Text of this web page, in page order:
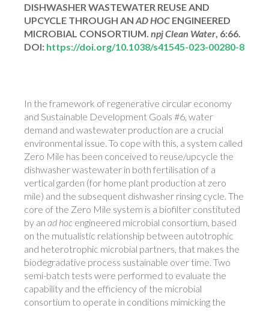
DISHWASHER WASTEWATER REUSE AND
UPCYCLE THROUGH AN AD HOC ENGINEERED
MICROBIAL CONSORTIUM. npj Clean Water, 6:66.
DOI: https://doi.org/10.1038/s41545-023-00280-8
In the framework of regenerative circular economy
and Sustainable Development Goals #6, water
demand and wastewater production are a crucial
environmental issue. To cope with this, a system called
Zero Mile has been conceived to reuse/upcycle the
dishwasher wastewater in both fertilisation of a
vertical garden (for home plant production at zero
mile) and the subsequent dishwasher rinsing cycle. The
core of the Zero Mile system is a biofilter constituted
by an ad hoc engineered microbial consortium, based
on the mutualistic relationship between autotrophic
and heterotrophic microbial partners, that makes the
biodegradative process sustainable over time. Two
semi-batch tests were performed to evaluate the
capability and the efficiency of the microbial
consortium to operate in conditions mimicking the